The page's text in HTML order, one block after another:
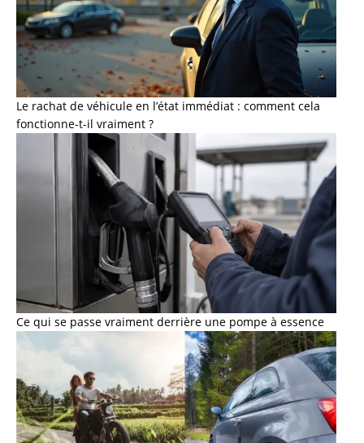
Le rachat de véhicule en l’état immédiat : comment cela
fonctionne-t-il vraiment ?
Ce qui se passe vraiment derrière une pompe à essence